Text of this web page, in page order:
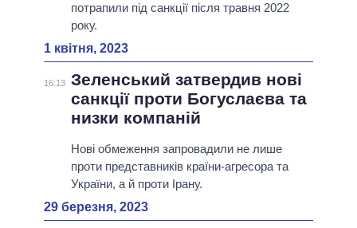
потрапили під санкції після травня 2022
року.
1 квітня, 2023
16:13 Зеленський затвердив нові
санкції проти Богуслаєва та
низки компаній
Нові обмеження запровадили не лише
проти представників країни-агресора та
України, а й проти Ірану.
29 березня, 2023